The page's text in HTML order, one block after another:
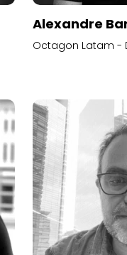
Alexandre
Octagon Latam -